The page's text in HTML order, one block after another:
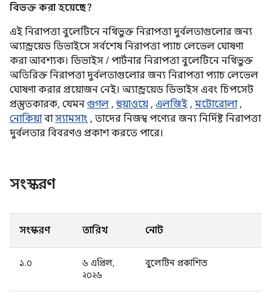
বিভক্ত করা হয়েছে?
এই নিরাপত্তা বুলেটিনে নথিভুক্ত নিরাপত্তা দুর্বলতাগুলোর জন্য
অ্যান্ড্রয়েড ডিভাইসে সর্বশেষ নিরাপত্তা প্যাচ লেভেল ঘোষণা
করা আবশ্যক। ডিভাইস / পার্টনার নিরাপত্তা বুলেটিনে নথিভুক্ত
অতিরিক্ত নিরাপত্তা দুর্বলতাগুলোর জন্য নিরাপত্তা প্যাচ লেভেল
ঘোষণা করার প্রয়োজন নেই। অ্যান্ড্রয়েড ডিভাইস এবং চিপসেট
প্রস্তুতকারক, যেমন গুগল , হুয়াওয়ে , এলজিই , মটোরোলা,
নোকিয়াবাস্যামসাং , তাদের নিজস্ব পণ্যের জন্য নির্দিষ্ট নিরাপত্তা
দুর্বলতার বিবরণও প্রকাশ করতে পারে।
সংস্করণ
সংস্করণ তারিখ নোট
১.০
৬ এপ্রিল,
২০২৬
বুলেটিন প্রকাশিত